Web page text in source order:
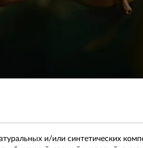
и/или синтетических